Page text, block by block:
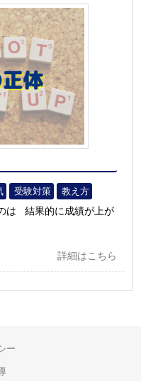
受験対策 教え方
は 結果的に成績が上が
詳細はこちら
ー